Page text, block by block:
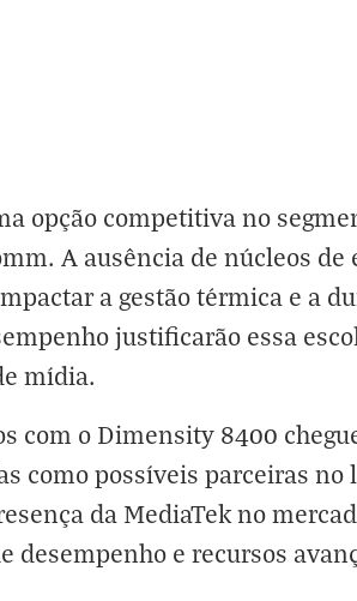
opção competitiva no
A ausência de núcleos
a gestão térmica e a
justificarão essa
mídia.
com o Dimensity 8400
como possíveis parceiras no
da MediaTek no
e recursos